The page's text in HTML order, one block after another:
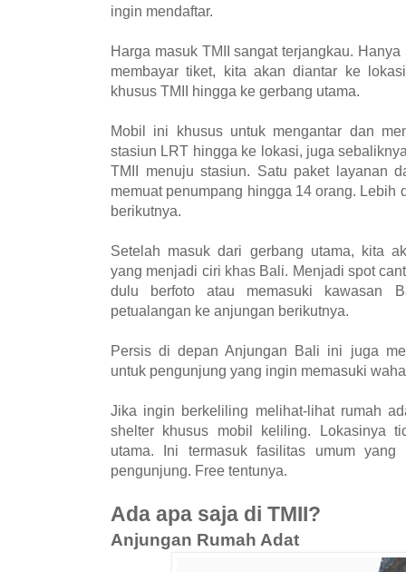
ingin mendaftar.
Harga masuk TMII sangat terjangkau.
membayar tiket, kita akan diantar ke
khusus TMII hingga ke gerbang utama.
Mobil ini khusus untuk mengantar dan
stasiun LRT hingga ke lokasi, juga
TMII menuju stasiun. Satu paket layanan
memuat penumpang hingga 14 orang. Lebih
berikutnya.
Setelah masuk dari gerbang utama, kita
yang menjadi ciri khas Bali. Menjadi spot
dulu berfoto atau memasuki kawasan
petualangan ke anjungan berikutnya.
Persis di depan Anjungan Bali ini juga
untuk pengunjung yang ingin memasuki
Jika ingin berkeliling melihat-lihat rumah
shelter khusus mobil keliling. Lokasinya
utama. Ini termasuk fasilitas umum
pengunjung. Free tentunya.
Ada apa saja di TMII?
Anjungan Rumah Adat